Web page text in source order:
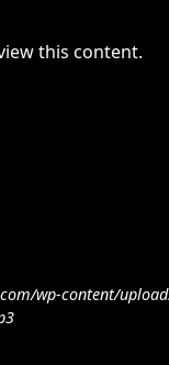
this content.
wp-content/